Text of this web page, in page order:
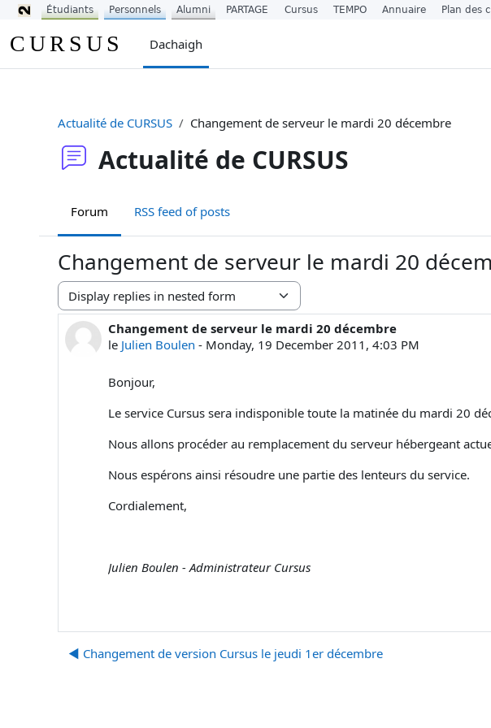
CURSUS Dachaigh
Actualité de CURSUS Changement de serveur le mardi 20 décembre
Actualité de CURSUS
Forum RSS feed of posts
Changement de serveur le mardi 20
Display mode
Changement de serveur le mardi 20 décembre
le Julien Boulen - Monday, 19 December 2011, 4:03 PM
Number of replies: 0
Bonjour,
Le service Cursus sera indisponible toute la matinée du mardi 20
Nous allons procéder au remplacement du serveur hébergeant
Nous espérons ainsi résoudre une partie des lenteurs du service.
Cordialement,
Julien Boulen - Administrateur Cursus
◀︎ Changement de version Cursus le jeudi 1er décembre
Étudiants Personnels Alumni PARTAGE Cursus TEMPO Annuaire Plan des